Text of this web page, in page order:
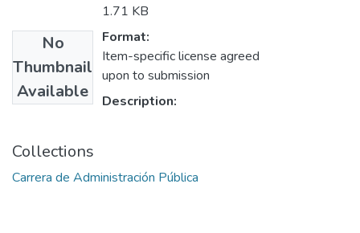
No
Thumbnail
Available
1.71 KB
Format:
Item-specific license agreed
upon to submission
Description:
Collections
Carrera de Administración Pública